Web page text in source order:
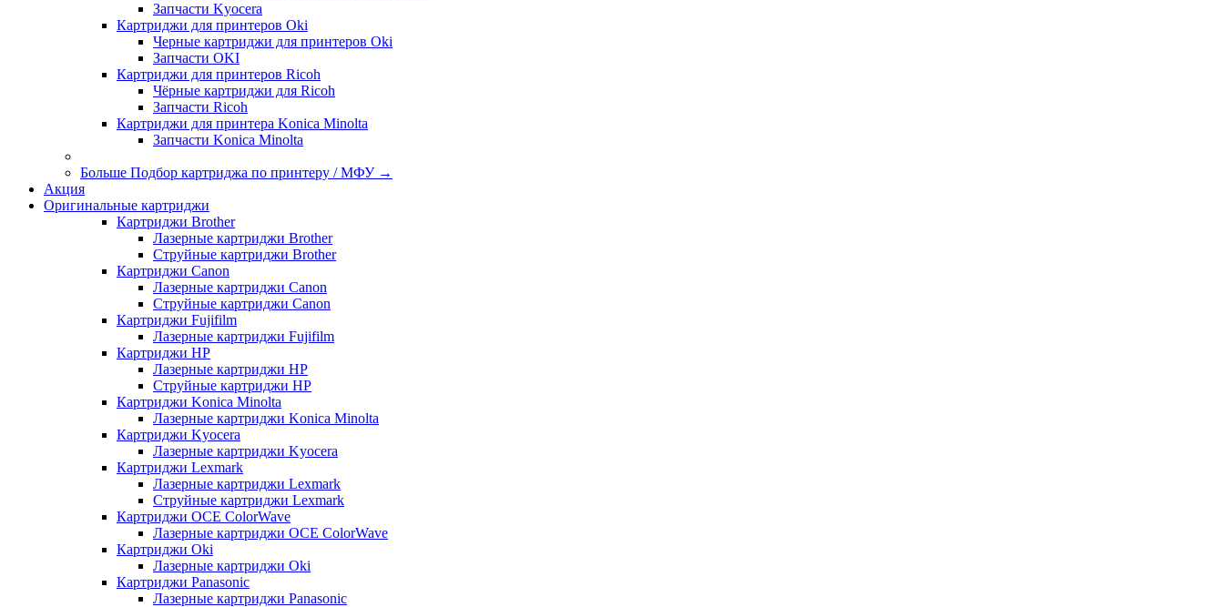
Запчасти Kyocera
Картриджи для принтеров Oki
Черные картриджи для принтеров Oki
Запчасти OKI
Картриджи для принтеров Ricoh
Чёрные картриджи для Ricoh
Запчасти Ricoh
Картриджи для принтера Konica Minolta
Запчасти Koniсa Minolta
Больше Подбор картриджа по принтеру / МФУ →
Акция
Оригинальные картриджи
Картриджи Brother
Лазерные картриджи Brother
Струйные картриджи Brother
Картриджи Canon
Лазерные картриджи Canon
Струйные картриджи Canon
Картриджи Fujifilm
Лазерные картриджи Fujifilm
Картриджи HP
Лазерные картриджи HP
Струйные картриджи HP
Картриджи Konica Minolta
Лазерные картриджи Konica Minolta
Картриджи Kyocera
Лазерные картриджи Kyocera
Картриджи Lexmark
Лазерные картриджи Lexmark
Струйные картриджи Lexmark
Картриджи OCE ColorWave
Лазерные картриджи OCE ColorWave
Картриджи Oki
Лазерные картриджи Oki
Картриджи Panasonic
Лазерные картриджи Panasonic